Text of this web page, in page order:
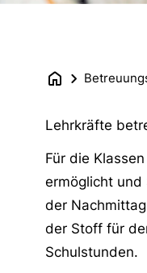
Lehrkräfte
Für die
ermöglicht und
der
der Stoff für
Schulstunden.